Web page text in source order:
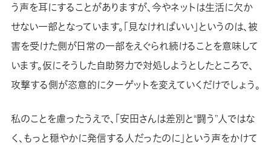
う声を耳にすることがありますが、今やネットは生活に欠か
せない一部となっています。「見なければいい」というのは、被
害を受けた側が日常の一部をえぐられ続けることを意味して
います。仮にそうした自助努力で対処しようとしたところで、
攻撃する側が恣意的にターゲットを変えていくだけでしょう。
私のことを慮ったうえで、「安田さんは差別と“闘う”人ではな
く、もっと穏やかに発信する人だったのに」という声をかけて